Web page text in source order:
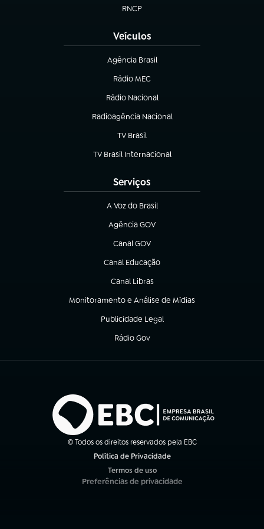
RNCP
(abre em nova aba)
Veículos
Agência Brasil
(abre em nova aba)
Rádio MEC
(abre em nova aba)
Rádio Nacional
Radioagência Nacional
(abre em nova aba)
TV Brasil
(abre em nova aba)
TV Brasil Internacional
(abre em nova aba)
Serviços
A Voz do Brasil
(abre em nova aba)
Agência GOV
(abre em nova aba)
Canal GOV
(abre em nova aba)
Canal Educação
(abre em nova aba)
Canal Libras
(abre em nova aba)
Monitoramento e Análise de Mídias
(abre em nova aba)
Publicidade Legal
(abre em nova aba)
Rádio Gov
(abre em nova aba)
© Todos os direitos reservados pela EBC
Política de Privacidade
Termos de uso
(abre em nova aba)
Preferências de privacidade